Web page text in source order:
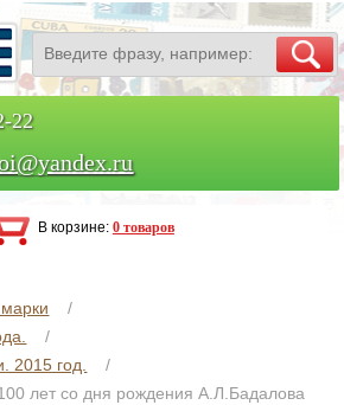
22
по телефону
В корзине: 0 товаров
2015 год.
лет со дня рождения А.Л.Бадалова